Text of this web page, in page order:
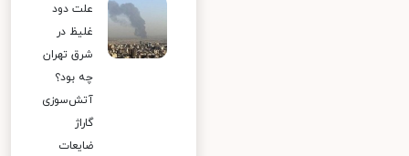
علت دود
غلیظ در
شرق تهران
چه بود؟
آتش‌سوزی
گاراژ
ضایعات